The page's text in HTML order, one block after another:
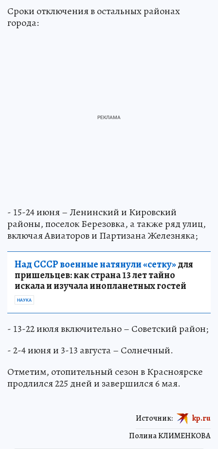
Сроки отключения в остальных районах
города:
- 15-24 июня – Ленинский и Кировский
районы, поселок Березовка, а также ряд улиц,
включая Авиаторов и Партизана Железняка;
Над СССР военные натянули «сетку»для
пришельцев: как страна 13 лет тайно
искала и изучала инопланетных гостей
НАУКА
- 13-22 июля включительно – Советский район;
- 2-4 июня и 3-13 августа – Солнечный.
Отметим, отопительный сезон в Красноярске
продлился 225 дней и завершился 6 мая.
Полина КЛИМЕНКОВА
Источник: kp.ru